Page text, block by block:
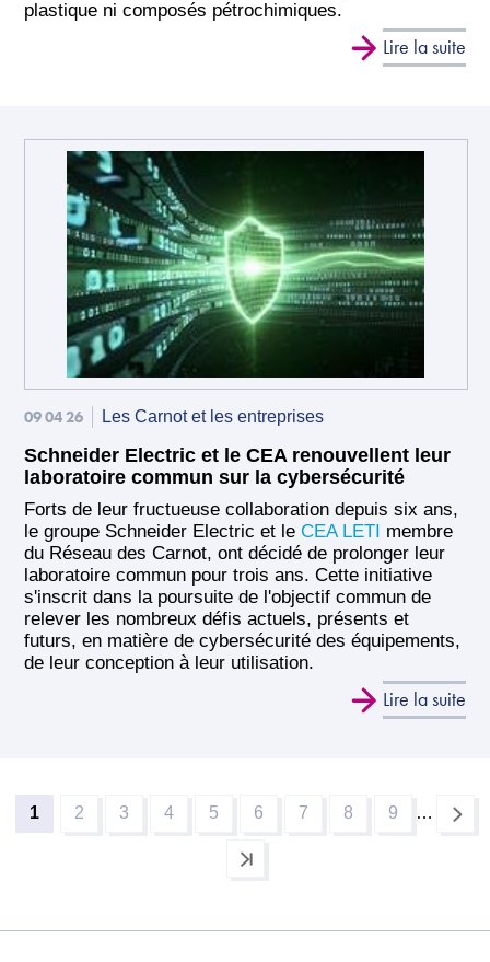
plastique ni composés pétrochimiques.
Lire la suite
09 04 26 Les Carnot et les entreprises
Schneider Electric et le CEA renouvellent leur
laboratoire commun sur la cybersécurité
Forts de leur fructueuse collaboration depuis six ans,
le groupe Schneider Electric et leCEA LETI membre
du Réseau des Carnot, ont décidé de prolonger leur
laboratoire commun pour trois ans. Cette initiative
s'inscrit dans la poursuite de l'objectif commun de
relever les nombreux défis actuels, présents et
futurs, en matière de cybersécurité des équipements,
de leur conception à leur utilisation.
Lire la suite
Page
1 Page
2 Page
3 Page
4 Page
5 Page
6 Page
7 Page
8 Page
9 …